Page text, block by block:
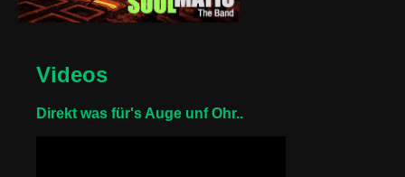
Videos
Direkt was für's Auge unf Ohr..